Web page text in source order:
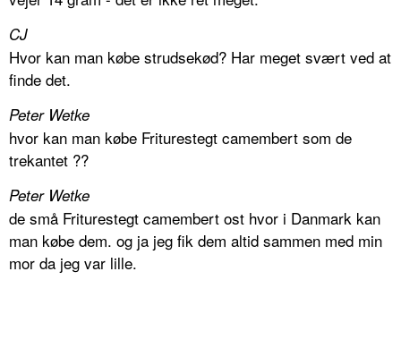
CJ
Hvor kan man købe strudsekød? Har meget svært ved at
finde det.
Peter Wetke
hvor kan man købe Friturestegt camembert som de
trekantet ??
Peter Wetke
de små Friturestegt camembert ost hvor i Danmark kan
man købe dem. og ja jeg fik dem altid sammen med min
mor da jeg var lille.